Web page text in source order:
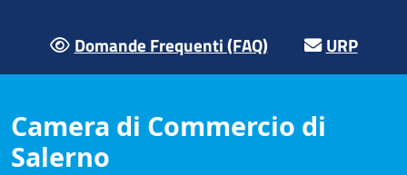
Domande Frequenti (FAQ) URP
Camera di Commercio di
Salerno